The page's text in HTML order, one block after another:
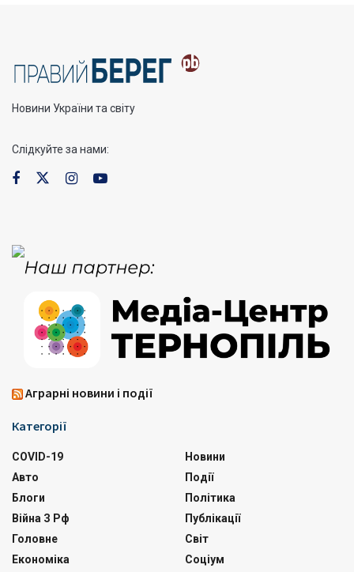
Новини України та світу
Слідкуйте за нами:
Аграрні новини і події
Категорії
COVID-19
Авто
Блоги
Війна З Рф
Головне
Економіка
Новини
Події
Політика
Публікації
Світ
Соціум